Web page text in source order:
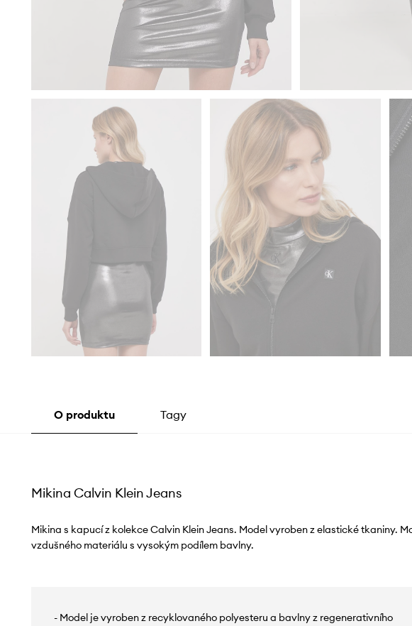
O produktu Tagy
Mikina Calvin Klein Jeans
Mikina s kapucí z kolekce Calvin Klein Jeans. Model vyroben z elastické tkaniny.
vzdušného materiálu s vysokým podílem bavlny.
- Model je vyroben z recyklovaného polyesteru a bavlny z regenerativního